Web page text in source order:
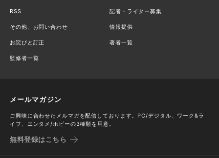
RSS 記者・ライター募集
その他、お問い合わせ 情報提供
お詫びと訂正 著者一覧
監修者一覧
メールマガジン
ご興味に合わせたメルマガを配信しております。PC/デジタル、ワーク&ラ
イフ、エンタメ/ホビーの3種類を用意。
無料登録はこちら